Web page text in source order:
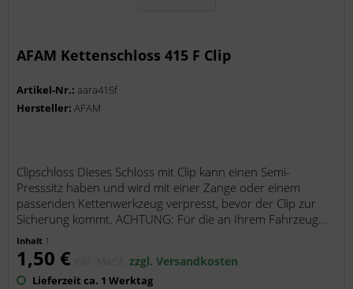
AFAM Kettenschloss 415 F Clip
Artikel-Nr.: aara415f
Hersteller:AFAM
Clipschloss Dieses Schloss mit Clip kann einen Semi-
Presssitz haben und wird mit einer Zange oder einem
passenden Kettenwerkzeug verpresst, bevor der Clip zur
Sicherung kommt. ACHTUNG: Für die an Ihrem Fahrzeug...
Inhalt 1
1,50 € inkl. MwSt.zzgl. Versandkosten
Lieferzeit ca. 1 Werktag